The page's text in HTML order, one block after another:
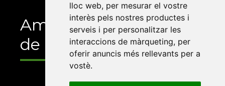
lloc web, per mesurar el vostre
interès pels nostres productes i
serveis i per personalitzar les
interaccions de màrqueting, per
oferir anuncis més rellevants per a
vostè.
Amb el suport
de